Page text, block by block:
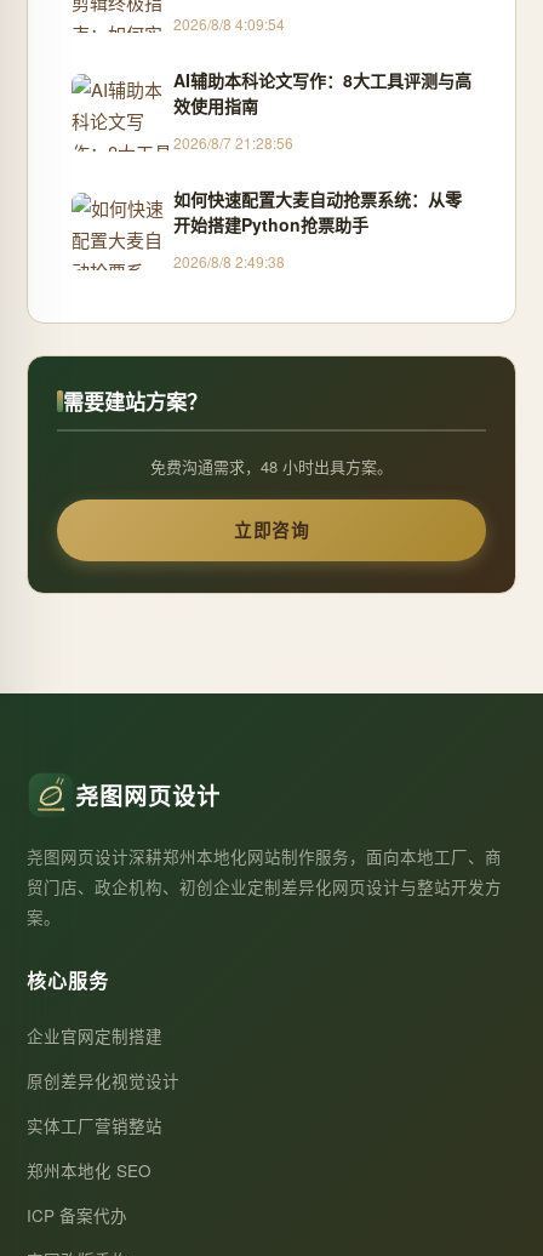
2026/8/8 4:09:54
AI辅助本科论文写作：8大工具评测与高
效使用指南
2026/8/7 21:28:56
如何快速配置大麦自动抢票系统：从零
开始搭建Python抢票助手
2026/8/8 2:49:38
需要建站方案？
免费沟通需求，48 小时出具方案。
立即咨询
尧图网页设计
尧图网页设计深耕郑州本地化网站制作服务，面向本地工厂、商
贸门店、政企机构、初创企业定制差异化网页设计与整站开发方
案。
核心服务
企业官网定制搭建
原创差异化视觉设计
实体工厂营销整站
郑州本地化 SEO
ICP 备案代办